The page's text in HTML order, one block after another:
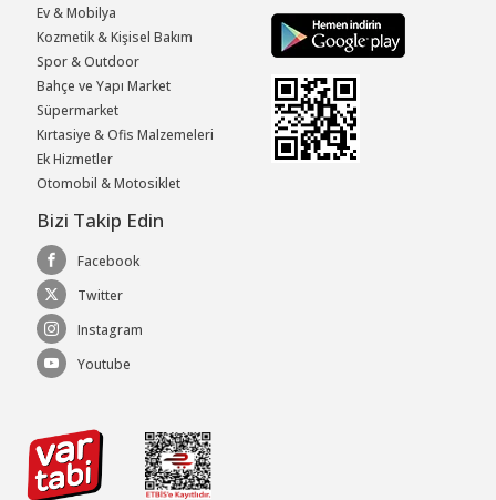
Ev & Mobilya
Kozmetik & Kişisel Bakım
Spor & Outdoor
Bahçe ve Yapı Market
Süpermarket
Kırtasiye & Ofis Malzemeleri
Ek Hizmetler
Otomobil & Motosiklet
Bizi Takip Edin
Facebook
Twitter
Instagram
Youtube